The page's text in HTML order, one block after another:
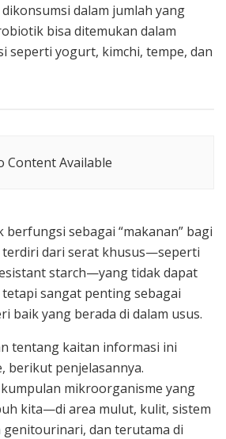
dalam jumlah yang
bisa ditemukan dalam
seperti yogurt, kimchi, tempe, dan
Content Available
sebagai “makanan” bagi
dari serat khusus—seperti
starch—yang tidak dapat
sangat penting sebagai
baik yang berada di dalam usus.
tentang kaitan informasi ini
berikut penjelasannya.
mikroorganisme yang
kita—di area mulut, kulit, sistem
genitourinari, dan terutama di